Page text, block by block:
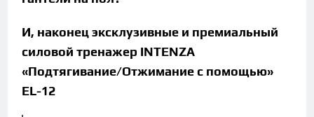
И, наконец эксклузивные и премиальный
силовой тренажер INTENZA
«Подтягивание/Отжимание с помощью»
EL-12